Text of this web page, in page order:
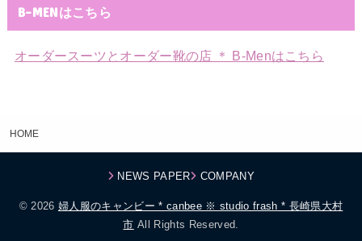
B-MENはこちら
オーダースーツとオーダー靴の店 ＊ B-Menはこちら
HOME
NEWS PAPER COMPANY
© 2026 婦人服のキャンビー * canbee ※ studio frash * 長崎県大村
市 All Rights Reserved.